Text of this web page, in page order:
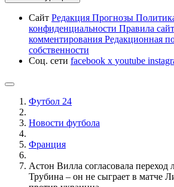
Сайт Редакция Прогнозы
конфиденциальности Правила
комментирования Редакционная
собственности
Соц. сети facebook x youtube
Футбол 24
Новости футбола
Франция
Астон Вилла согласовала переход
Трубина – он не сыграет в матче